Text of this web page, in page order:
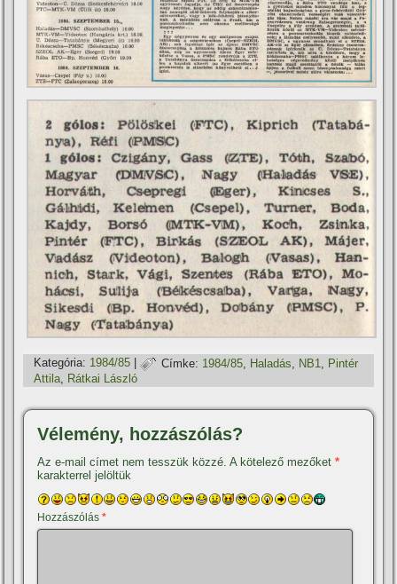
Kategória: 1984/85 | Címke: 1984/85 Haladás NB1
Pintér
Attila, Rátkai László
Vélemény, hozzászólás?
Az e-mail címet nem tesszük közzé. A kötelező mezőket*
karakterrel jelöltük
Hozzászólás*